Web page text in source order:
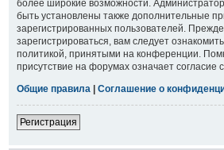
более широкие возможности.
быть установлены также дополнительные
зарегистрированных пользователей.
зарегистрироваться, вам следует
политикой, принятыми на конференции.
присутствие на форумах означает согласие
Общие правила | Соглашение о
Регистрация